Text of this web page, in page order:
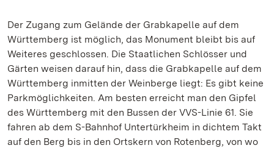
Der Zugang zum Gelände der Grabkapelle auf dem
Württemberg ist möglich, das Monument bleibt bis auf
Weiteres geschlossen. Die Staatlichen Schlösser und
Gärten weisen darauf hin, dass die Grabkapelle auf dem
Württemberg inmitten der Weinberge liegt: Es gibt keine
Parkmöglichkeiten. Am besten erreicht man den Gipfel
des Württemberg mit den Bussen der VVS-Linie 61. Sie
fahren ab dem S-Bahnhof Untertürkheim in dichtem Takt
auf den Berg bis in den Ortskern von Rotenberg, von wo